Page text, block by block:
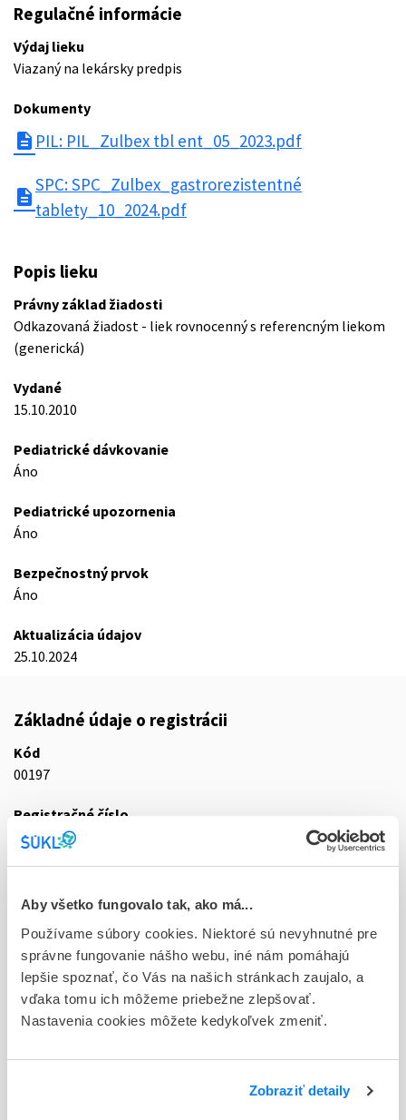
Aby všetko fungovalo tak, ako má...
Používame súbory cookies. Niektoré sú nevyhnutné pre
správne fungovanie nášho webu, iné nám pomáhajú
lepšie spoznať, čo Vás na našich stránkach zaujalo, a
vďaka tomu ich môžeme priebežne zlepšovať.
Nastavenia cookies môžete kedykoľvek zmeniť.
Zobraziť detaily
Regulačné informácie
Výdaj lieku
Viazaný na lekársky predpis
Dokumenty
description PIL: PIL_Zulbex tbl ent_05_2023.pdf
description
SPC: SPC_Zulbex_gastrorezistentné
tablety_10_2024.pdf
Popis lieku
Právny základ žiadosti
Odkazovaná žiadost - liek rovnocenný s referencným liekom
(generická)
Vydané
15.10.2010
Pediatrické dávkovanie
Áno
Pediatrické upozornenia
Áno
Bezpečnostný prvok
Áno
Aktualizácia údajov
25.10.2024
Základné údaje o registrácii
Kód
00197
Registračné číslo
09/0739/10-S
tbl ent 100x20 mg (blis.OPA/Al/PVC/Al)
Stav
D - Registrácia bez obmedzenia platnosti
Typ registračnej procedúry
Decentralizovaná
Držiteľ, krajina